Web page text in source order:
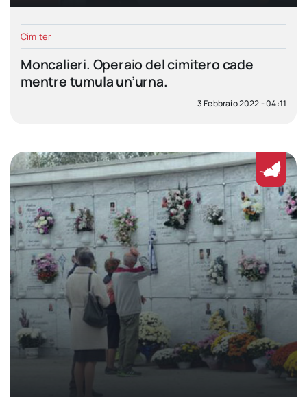
Cimiteri
Moncalieri. Operaio del cimitero cade
mentre tumula un’urna.
3 Febbraio 2022 - 04:11